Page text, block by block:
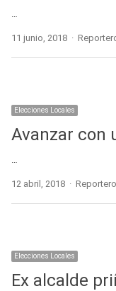
…
11 junio, 2018 Author
Elecciones Locales
Avanzar con
12 abril, 2018 Author
Elecciones Locales
Ex alcalde